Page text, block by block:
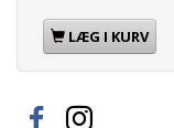
LÆG I KURV